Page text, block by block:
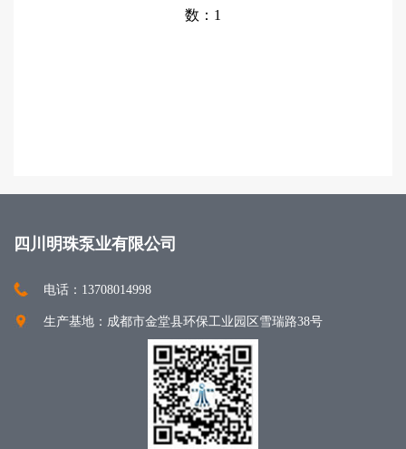
数： 1
四川明珠泵业有限公司
电话：13708014998
生产基地：成都市金堂县环保工业园区雪瑞路38号